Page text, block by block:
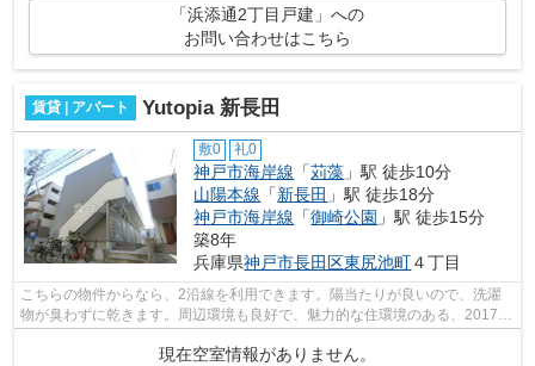
「浜添通2丁目戸建」への
お問い合わせはこちら
賃貸 | アパート Yutopia 新長田
敷0 礼0
神戸市海岸線 「苅藻 」駅 徒歩10分
山陽本線 「新長田 」駅 徒歩18分
神戸市海岸線 「御崎公園 」駅 徒歩15分
築8年
兵庫県神戸市長田区東尻池町４丁目
こちらの物件からなら、2沿線を利用できます。陽当たりが良いので、洗濯
物が臭わずに乾きます。周辺環境も良好で、魅力的な住環境のある、2017年
築の物件です。目立つ外観と洗練された...
現在空室情報がありません。